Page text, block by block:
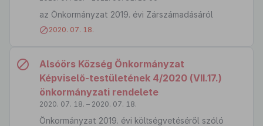
az Önkormányzat 2019. évi Zárszámadásáról
2020. 07. 18.
Alsóörs Község Önkormányzat
Képviselő-testületének 4/2020 (VII.17.)
önkormányzati rendelete
2020. 07. 18. – 2020. 07. 18.
Önkormányzat 2019. évi költségvetéséről szóló